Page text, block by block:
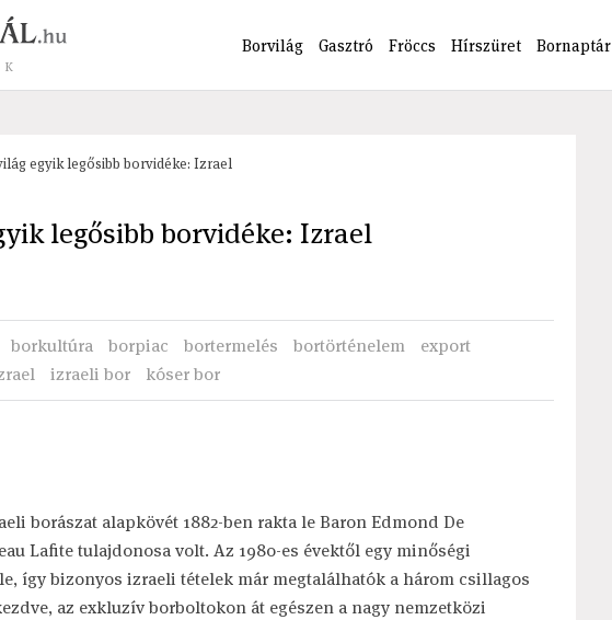
Borvilág Gasztró Fröccs Hírszüret Bornaptár
egyik legősibb borvidéke: Izrael
legősibb borvidéke: Izrael
borkultúra borpiac bortermelés bortörténelem
export
izraeli bor kóser bor
borászat alapkövét 1882-ben rakta le Baron Edmond De
Lafite tulajdonosa volt. Az 1980-es évektől egy minőségi
így bizonyos izraeli tételek már megtalálhatók a három csillagos
az exkluzív borboltokon át egészen a nagy nemzetközi